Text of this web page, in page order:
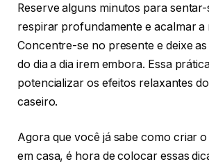
Reserve alguns minutos para
respirar profundamente e acalmar a
Concentre-se no presente e deixe
do dia a dia irem embora. Essa
potencializar os efeitos relaxantes
caseiro.
Agora que você já sabe como criar
em casa, é hora de colocar essas